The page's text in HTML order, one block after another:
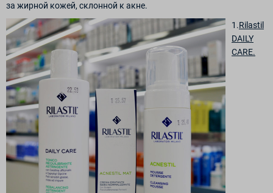
за жирной кожей, склонной к акне.
1.Rilastil
DAILY
CARE.